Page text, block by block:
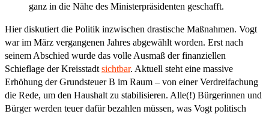
ganz in die Nähe des Ministerpräsidenten geschafft.
Hier diskutiert die Politik inzwischen drastische Maßnahmen. Vogt
war im März vergangenen Jahres abgewählt worden. Erst nach
seinem Abschied wurde das volle Ausmaß der finanziellen
Schieflage der Kreisstadt sichtbar. Aktuell steht eine massive
Erhöhung der Grundsteuer B im Raum – von einer Verdreifachung
die Rede, um den Haushalt zu stabilisieren. Alle(!) Bürgerinnen und
Bürger werden teuer dafür bezahlen müssen, was Vogt politisch